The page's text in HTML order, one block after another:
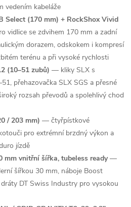
vedením kabeláže
Select (170 mm) + RockShox Vivid
vidlice se zdvihem 170 mm a zadní
dorazem, odskokem i kompresí
terénu a při vysoké rychlosti
(10–51 zubů) — kliky SLX s
přehazovačka SLX SGS a přesné
rozsah převodů a spolehlivý chod
/ 203 mm) — čtyřpístkové
pro extrémní brzdný výkon a
jízdě
mm vnitřní šířka, tubeless ready—
šířkou 30 mm, náboje Boost
DT Swiss Industry pro vysokou